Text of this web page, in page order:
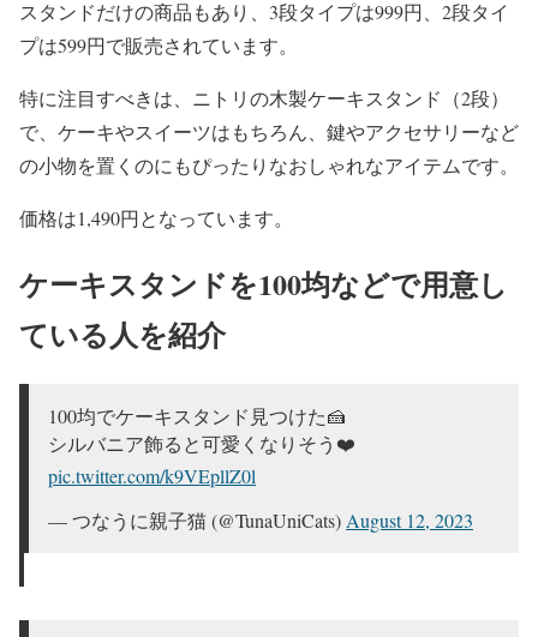
スタンドだけの商品もあり、3段タイプは999円、2段タイ
プは599円で販売されています。
特に注目すべきは、ニトリの木製ケーキスタンド（2段）
で、ケーキやスイーツはもちろん、鍵やアクセサリーなど
の小物を置くのにもぴったりなおしゃれなアイテムです。
価格は1,490円となっています。
ケーキスタンドを100均などで用意し
ている人を紹介
100均でケーキスタンド見つけた🍰
シルバニア飾ると可愛くなりそう❤️
pic.twitter.com/k9VEpllZ0l
— つなうに親子猫 (@TunaUniCats) August 12, 2023